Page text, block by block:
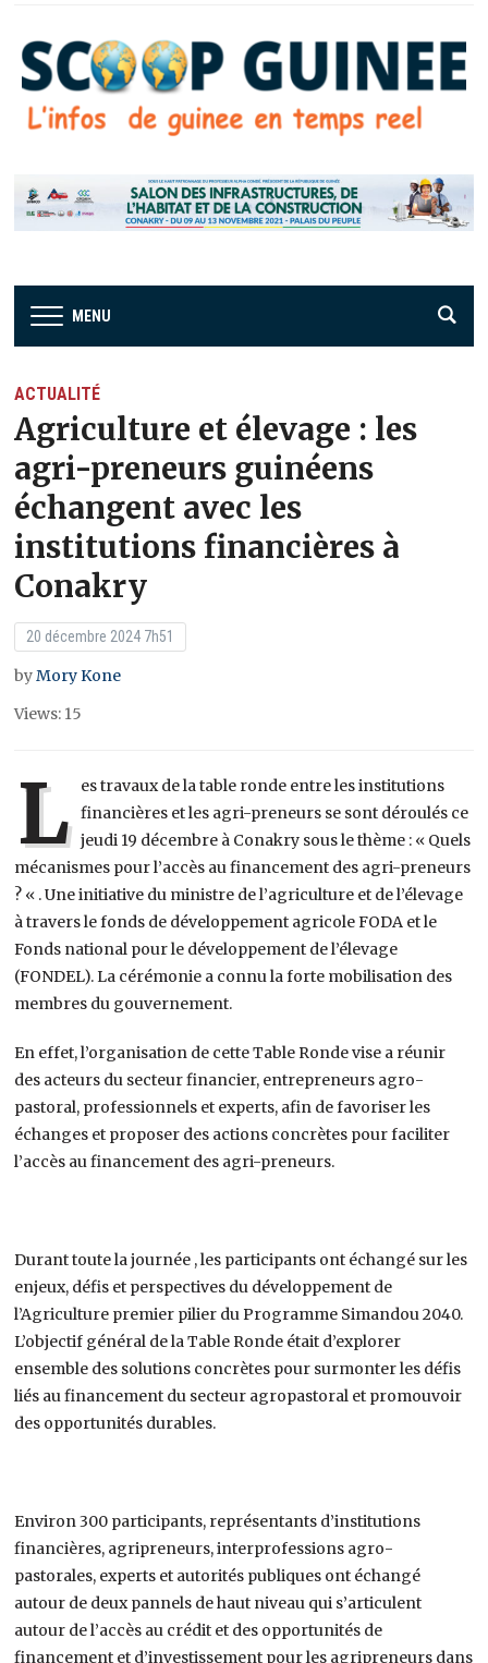
MENU
ACTUALITÉ
Agriculture et élevage : les
agri-preneurs guinéens
échangent avec les
institutions financières à
Conakry
20 décembre 2024 7h51
byMory Kone
Views: 15
L es travaux de la table ronde entre les institutions
financières et les agri-preneurs se sont déroulés ce
jeudi 19 décembre à Conakry sous le thème : « Quels
mécanismes pour l’accès au financement des agri-preneurs
? « . Une initiative du ministre de l’agriculture et de l’élevage
à travers le fonds de développement agricole FODA et le
Fonds national pour le développement de l’élevage
(FONDEL). La cérémonie a connu la forte mobilisation des
membres du gouvernement.
En effet, l’organisation de cette Table Ronde vise a réunir
des acteurs du secteur financier, entrepreneurs agro-
pastoral, professionnels et experts, afin de favoriser les
échanges et proposer des actions concrètes pour faciliter
l’accès au financement des agri-preneurs.
Durant toute la journée , les participants ont échangé sur les
enjeux, défis et perspectives du développement de
l’Agriculture premier pilier du Programme Simandou 2040.
L’objectif général de la Table Ronde était d’explorer
ensemble des solutions concrètes pour surmonter les défis
liés au financement du secteur agropastoral et promouvoir
des opportunités durables.
Environ 300 participants, représentants d’institutions
financières, agripreneurs, interprofessions agro-
pastorales, experts et autorités publiques ont échangé
autour de deux pannels de haut niveau qui s’articulent
autour de l’accès au crédit et des opportunités de
financement et d’investissement pour les agripreneurs dans